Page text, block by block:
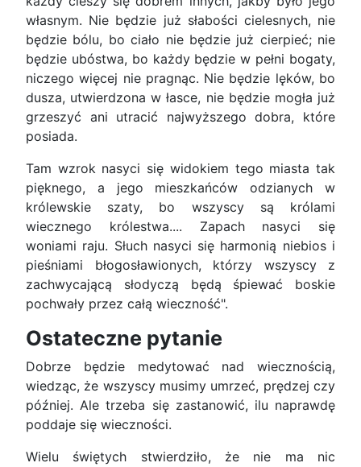
własnym. Nie będzie już słabości cielesnych, nie
będzie bólu, bo ciało nie będzie już cierpieć; nie
będzie ubóstwa, bo każdy będzie w pełni bogaty,
niczego więcej nie pragnąc. Nie będzie lęków, bo
dusza, utwierdzona w łasce, nie będzie mogła już
grzeszyć ani utracić najwyższego dobra, które
posiada.
Tam wzrok nasyci się widokiem tego miasta tak
pięknego, a jego mieszkańców odzianych w
królewskie szaty, bo wszyscy są królami
wiecznego królestwa.... Zapach nasyci się
woniami raju. Słuch nasyci się harmonią niebios i
pieśniami błogosławionych, którzy wszyscy z
zachwycającą słodyczą będą śpiewać boskie
pochwały przez całą wieczność".
Ostateczne pytanie
Dobrze będzie medytować nad wiecznością,
wiedząc, że wszyscy musimy umrzeć, prędzej czy
później. Ale trzeba się zastanowić, ilu naprawdę
poddaje się wieczności.
Wielu świętych stwierdziło, że nie ma nic